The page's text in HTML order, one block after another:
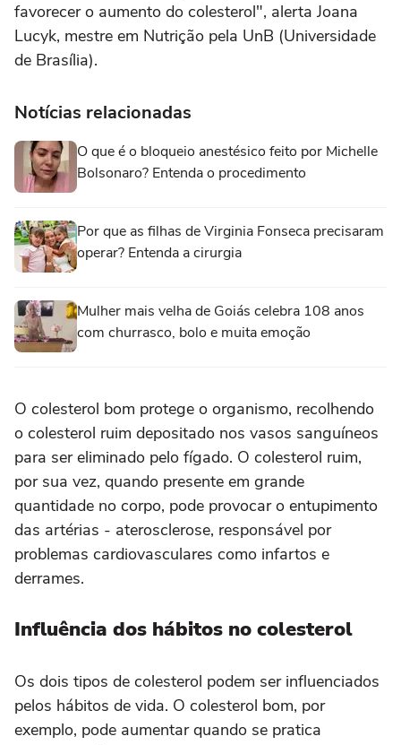
favorecer o aumento do colesterol", alerta Joana
Lucyk, mestre em Nutrição pela UnB (Universidade
de Brasília).
Notícias relacionadas
O que é o bloqueio anestésico feito por Michelle
Bolsonaro? Entenda o procedimento
Por que as filhas de Virginia Fonseca precisaram
operar? Entenda a cirurgia
Mulher mais velha de Goiás celebra 108 anos
com churrasco, bolo e muita emoção
O colesterol bom protege o organismo, recolhendo
o colesterol ruim depositado nos vasos sanguíneos
para ser eliminado pelo fígado. O colesterol ruim,
por sua vez, quando presente em grande
quantidade no corpo, pode provocar o entupimento
das artérias - aterosclerose, responsável por
problemas cardiovasculares como infartos e
derrames.
Influência dos hábitos no colesterol
Os dois tipos de colesterol podem ser influenciados
pelos hábitos de vida. O colesterol bom, por
exemplo, pode aumentar quando se pratica